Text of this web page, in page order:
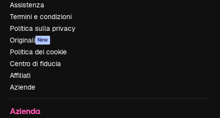
Assistenza
Termini e condizioni
Politica sulla privacy
Originali New
Politica dei cookie
Centro di fiducia
Affiliati
Aziende
Azienda